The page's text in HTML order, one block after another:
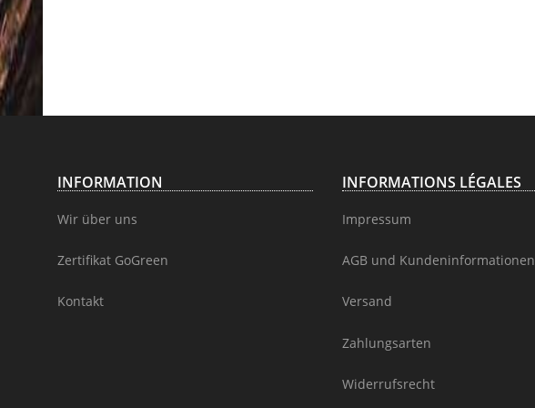
INFORMATION
Wir über uns
Zertifikat GoGreen
Kontakt
INFORMATIONS LÉGALES
Impressum
AGB und Kundeninformationen
Versand
Zahlungsarten
Widerrufsrecht